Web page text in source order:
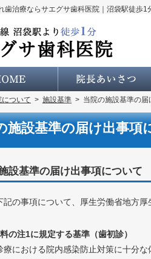
施設基準の届け出事項
歯治療ならサエグサ歯科医院｜沼袋駅徒歩1
設基準の届け出事項について
記の事項について、厚生労働省地方
の注1に規定する基準（歯初診）
療における院内感染防止対策に十分
について > 施設基準 > 当院の施設基準の